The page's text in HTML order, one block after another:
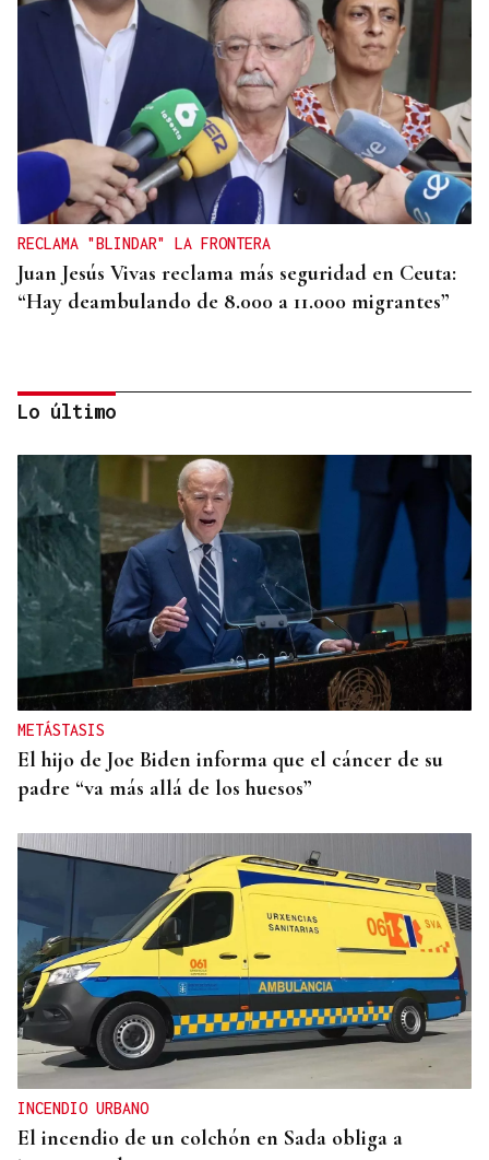
RECLAMA "BLINDAR" LA FRONTERA
Juan Jesús Vivas reclama más seguridad en Ceuta:
“Hay deambulando de 8.000 a 11.000 migrantes”
VIOLENCIA MACHISTA
Prisión sin fianza para el hombre que asesinó a su
mujer en un centro comercial de Murcia
Lo último
METÁSTASIS
El hijo de Joe Biden informa que el cáncer de su
padre “va más allá de los huesos”
INCENDIO URBANO
El incendio de un colchón en Sada obliga a